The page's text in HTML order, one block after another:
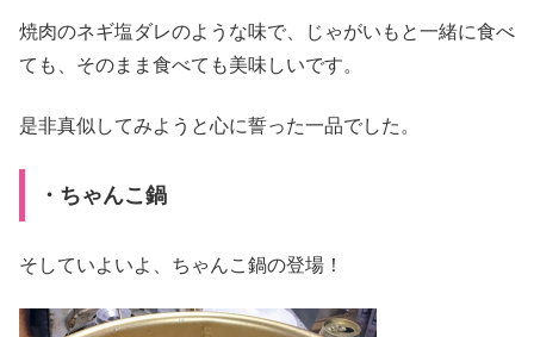
焼肉のネギ塩ダレのような味で、じゃがいもと一緒に食べ
ても、そのまま食べても美味しいです。
是非真似してみようと心に誓った一品でした。
・ちゃんこ鍋
そしていよいよ、ちゃんこ鍋の登場！